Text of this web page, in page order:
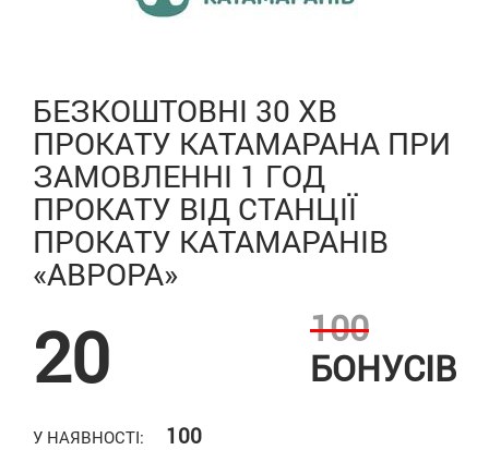
БЕЗКОШТОВНІ 30 ХВ
ПРОКАТУ КАТАМАРАНА ПРИ
ЗАМОВЛЕННІ 1 ГОД
ПРОКАТУ ВІД СТАНЦІЇ
ПРОКАТУ КАТАМАРАНІВ
«АВРОРА»
20
100
БОНУСІВ
У НАЯВНОСТІ: 100